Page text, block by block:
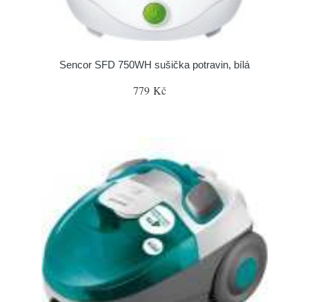
Sencor SFD 750WH sušička potravin, bílá
779 Kč